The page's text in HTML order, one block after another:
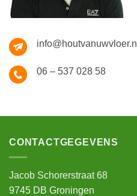
info@houtvanuwvloer.nl
06 – 537 028 58
CONTACTGEGEVENS
Jacob Schorerstraat 68
9745 DB Groningen